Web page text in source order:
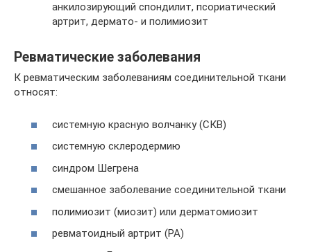
анкилозирующий спондилит, псориатический
артрит, дермато- и полимиозит
Ревматические заболевания
К ревматическим заболеваниям соединительной ткани
относят:
системную красную волчанку (СКВ)
системную склеродермию
синдром Шегрена
смешанное заболевание соединительной ткани
полимиозит (миозит) или дерматомиозит
ревматоидный артрит (РА)